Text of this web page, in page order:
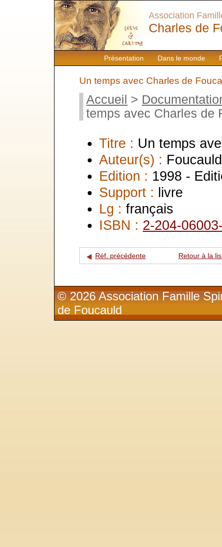
Présentation Dans le monde
Association
Charles de
Un temps avec Charles de
Accueil >
temps avec Charles de
Titre : Un temps
Auteur(s) :
Edition : 1998 -
Support : livre
Lg : français
ISBN : 2-204-
Réf. précédente Retour à la
© 2026 Association Famille
de Foucauld